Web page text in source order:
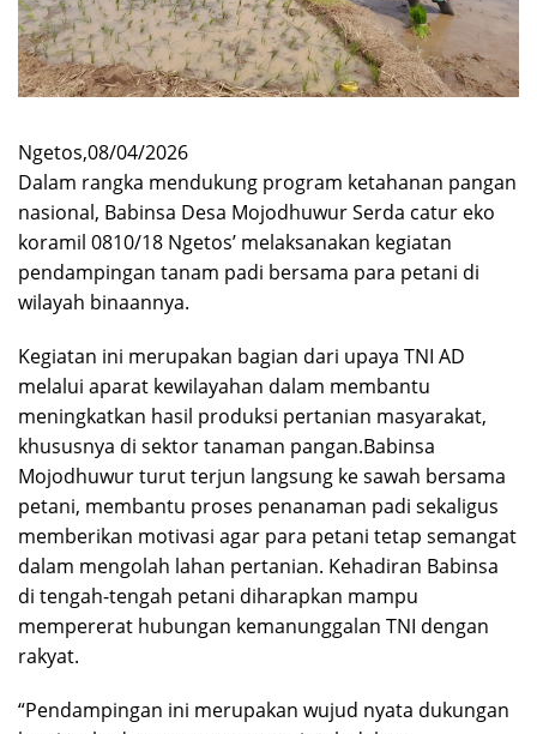
Ngetos,08/04/2026
Dalam rangka mendukung program ketahanan pangan
nasional, Babinsa Desa Mojodhuwur Serda catur eko
koramil 0810/18 Ngetos’ melaksanakan kegiatan
pendampingan tanam padi bersama para petani di
wilayah binaannya.
Kegiatan ini merupakan bagian dari upaya TNI AD
melalui aparat kewilayahan dalam membantu
meningkatkan hasil produksi pertanian masyarakat,
khususnya di sektor tanaman pangan.Babinsa
Mojodhuwur turut terjun langsung ke sawah bersama
petani, membantu proses penanaman padi sekaligus
memberikan motivasi agar para petani tetap semangat
dalam mengolah lahan pertanian. Kehadiran Babinsa
di tengah-tengah petani diharapkan mampu
mempererat hubungan kemanunggalan TNI dengan
rakyat.
“Pendampingan ini merupakan wujud nyata dukungan